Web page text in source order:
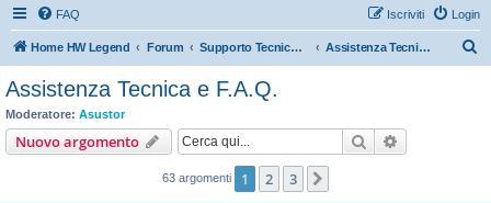
FAQ Login
Iscriviti
Home HW Legend Forum Supporto Tecnico Ufficiale ASUSTOR Assistenza Tecnica e F.A.Q.
Assistenza Tecnica e F.A.Q.
Moderatore: Asustor
Nuovo argomento Cerca
63 argomenti 1 2 3